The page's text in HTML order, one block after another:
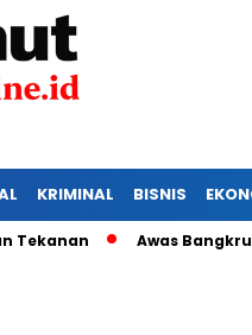
KRIMINAL BISNIS
Awas Bangkrut!